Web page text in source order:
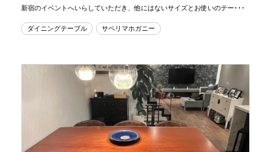
新宿のイベントへいらしていただき、他にはないサイズとお使いのテー･･･
ダイニングテーブル サペリマホガニー